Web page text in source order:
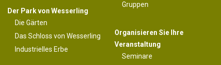
Der Park von Wesserling
Die Gärten
Das Schloss von Wesserling
Industrielles Erbe
Gruppen
Organisieren Sie Ihre
Veranstaltung
Seminare